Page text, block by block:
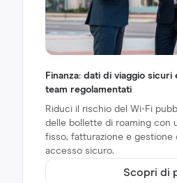
Finanza: dati di viaggio
team regolamentati
Riduci il rischio del Wi-Fi
delle bollette di roaming con
fisso, fatturazione e gestione
accesso sicuro.
Scopri di